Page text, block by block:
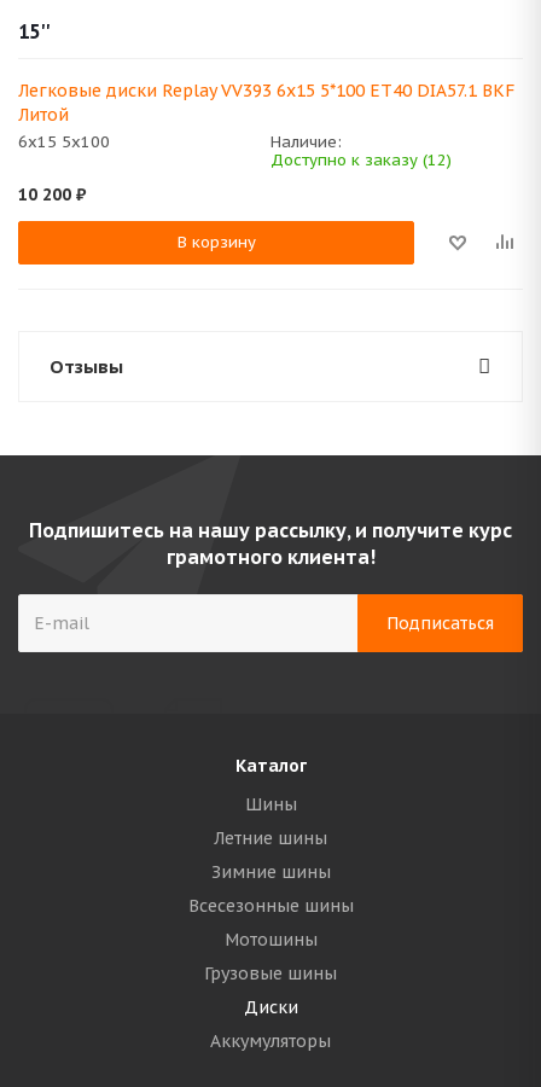
15''
Легковые диски Replay VV393 6x15 5*100 ET40 DIA57.1 BKF
Литой
6x15 5x100
Наличие:
Доступно к заказу (12)
10 200 ₽
В корзину
Отзывы
Подпишитесь на нашу рассылку, и получите курс
грамотного клиента!
Каталог
Шины
Летние шины
Зимние шины
Всесезонные шины
Мотошины
Грузовые шины
Диски
Аккумуляторы